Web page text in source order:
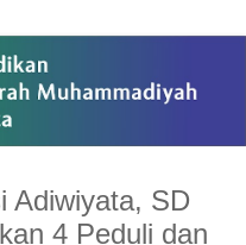
Adiwiyata, SD
4 Peduli dan